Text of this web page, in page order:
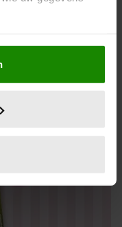
locatie,
kan zijn
advertenties te